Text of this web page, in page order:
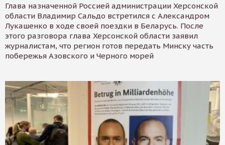
Глава назначенной Россией администрации Херсонской
области Владимир Сальдо встретился с Александром
Лукашенко в ходе своей поездки в Беларусь. После
этого разговора глава Херсонской области заявил
журналистам, что регион готов передать Минску часть
побережья Азовского и Черного морей